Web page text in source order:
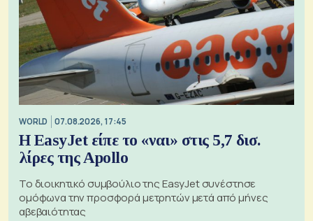
WORLD 07.08.2026, 17:45
Η EasyJet είπε το «ναι» στις 5,7 δισ.
λίρες της Apollo
Το διοικητικό συμβούλιο της EasyJet συνέστησε
ομόφωνα την προσφορά μετρητών μετά από μήνες
αβεβαιότητας